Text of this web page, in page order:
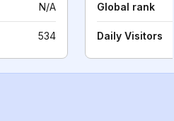
N/A
534
Global rank
Daily Visitors